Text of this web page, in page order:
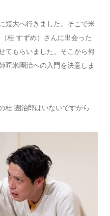
短大へ行きました。そこで米
桂 すずめ）さんに出会った
てもらいました。そこから何
匠米團治への入門を決意しま
桂 團治郎はいないですから